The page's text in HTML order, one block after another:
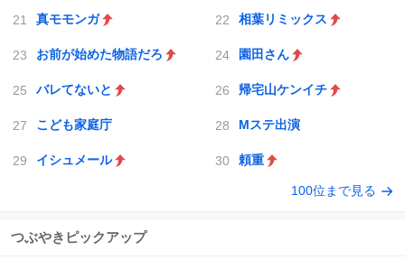
真モモンガ 相葉リミックス
お前が始めた物語だろ 園田さん
バレてないと 帰宅山ケンイチ
こども家庭庁 Mステ出演
イシュメール 頼重
100位まで見る
つぶやきピックアップ